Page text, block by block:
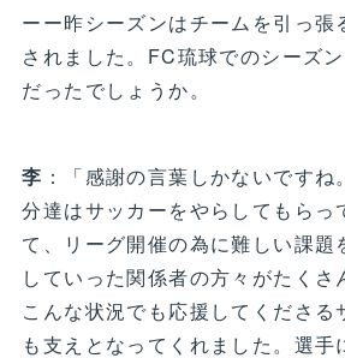
ーー昨シーズンはチームを引っ張
されました。FC琉球でのシーズ
だったでしょうか。
李 ：「感謝の言葉しかないですね
分達はサッカーをやらしてもらっ
て、リーグ開催の為に難しい課題
していった関係者の方々がたくさ
こんな状況でも応援してくださる
も支えとなってくれました。選手